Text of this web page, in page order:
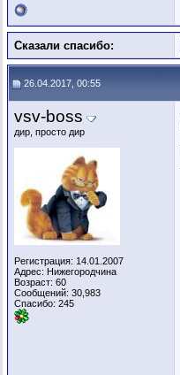
Сказали спасибо:
26.04.2017, 00:55
vsv-boss
дир, просто дир
Регистрация: 14.01.2007
Адрес: Нижегородчина
Возраст: 60
Сообщений: 30,983
Спасибо: 245